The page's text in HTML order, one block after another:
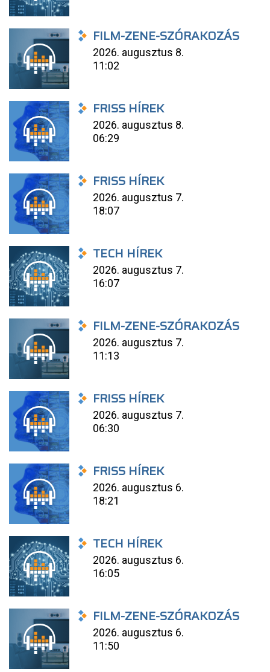
FILM-ZENE-SZÓRAKOZÁS
2026. augusztus 8.
11:02
FRISS HÍREK
2026. augusztus 8.
06:29
FRISS HÍREK
2026. augusztus 7.
18:07
TECH HÍREK
2026. augusztus 7.
16:07
FILM-ZENE-SZÓRAKOZÁS
2026. augusztus 7.
11:13
FRISS HÍREK
2026. augusztus 7.
06:30
FRISS HÍREK
2026. augusztus 6.
18:21
TECH HÍREK
2026. augusztus 6.
16:05
FILM-ZENE-SZÓRAKOZÁS
2026. augusztus 6.
11:50